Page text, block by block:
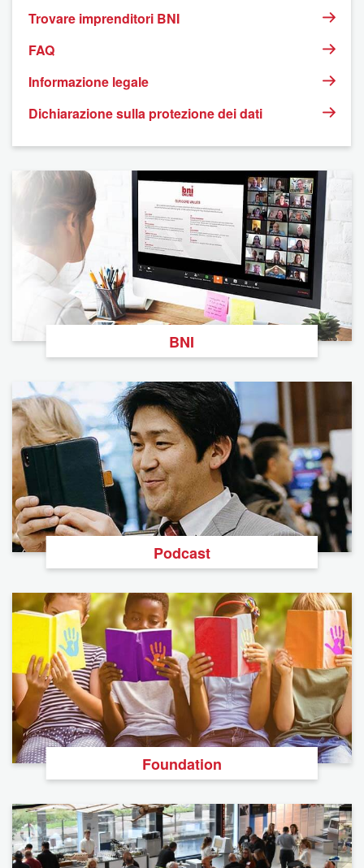
Trovare imprenditori BNI
FAQ
Informazione legale
Dichiarazione sulla protezione dei dati
BNI
Podcast
Foundation